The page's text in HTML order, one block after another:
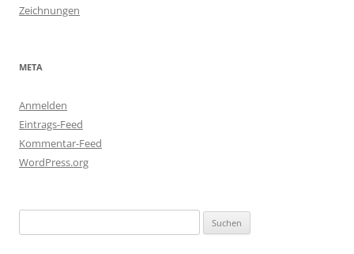
Zeichnungen
META
Anmelden
Eintrags-Feed
Kommentar-Feed
WordPress.org
nach: